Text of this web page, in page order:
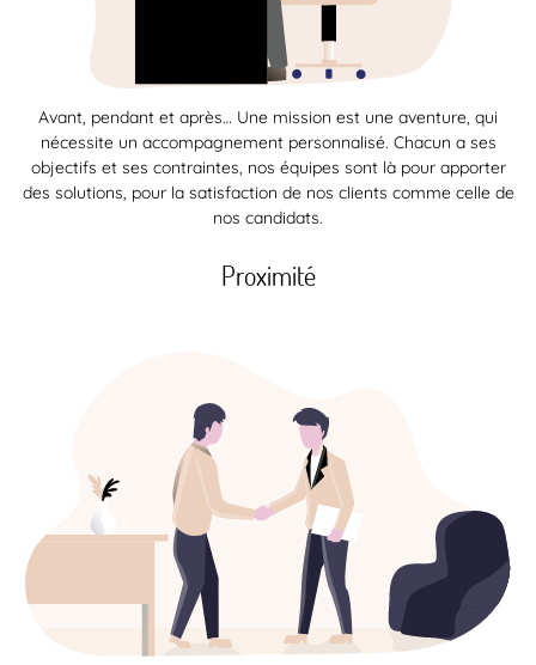
Avant, pendant et après… Une mission est une aventure, qui
nécessite un accompagnement personnalisé. Chacun a ses
objectifs et ses contraintes, nos équipes sont là pour apporter
des solutions, pour la satisfaction de nos clients comme celle de
nos candidats.
Proximité